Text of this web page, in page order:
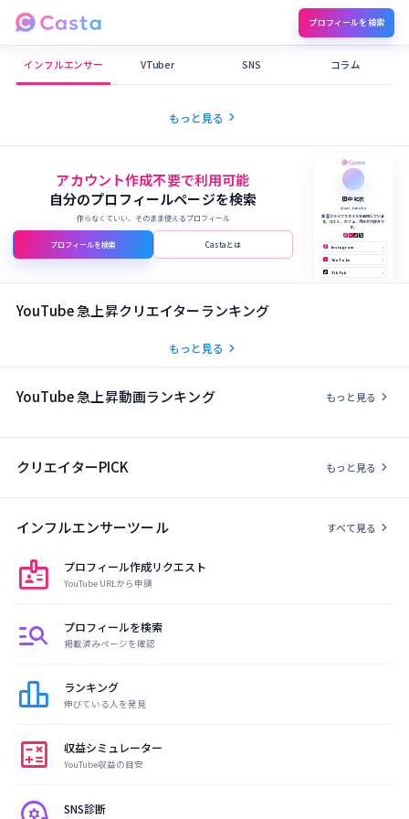
プロフィールを検索
Castaメディア
インフルエンサー VTuber SNS コラム
もっと見る chevron_right
アカウント作成不要で利用可能
自分のプロフィールページを検索
作らなくていい、そのまま使えるプロフィール
プロフィールを検索 Castaとは
田中 結衣
@yui_tanaka
美容とライフスタイルを発信していま
す。コスメ、カフェ、旅行が大好きで
す。
Instagram ›
YouTube ›
TikTok ›
YouTube 急上昇クリエイターランキング
もっと見る chevron_right
YouTube 急上昇動画ランキング もっと見る chevron_right
クリエイターPICK もっと見る chevron_right
インフルエンサーツール すべて見る chevron_right
badge プロフィール作成リクエスト
YouTube URLから申請
manage_search プロフィールを検索
掲載済みページを確認
leaderboard ランキング
伸びている人を発見
calculate 収益シミュレーター
YouTube収益の目安
SNS診断